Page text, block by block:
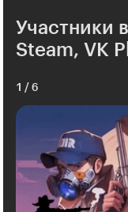
Участники
Steam, VK
1 / 6